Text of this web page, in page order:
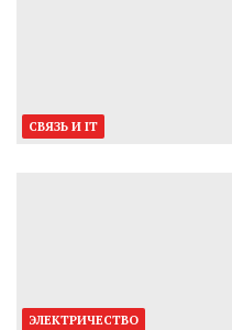
СВЯЗЬ И IT
ЭЛЕКТРИЧЕСТВО